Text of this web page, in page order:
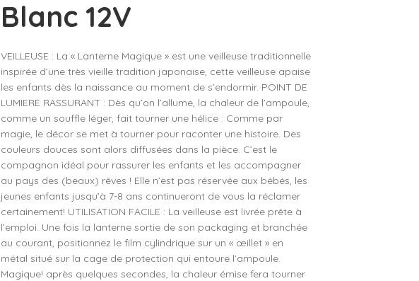
– De 4 à 5 ans
– De 6 à 7 ans
– De 7 à 8 ans
– De 8 à 10 ans
– Petit Jour
– Plan Toys
– Sentosphère
– Souza
– Trousselier
– Vilac
Blanc 12V
VEILLEUSE : La « Lanterne Magique » est une veilleuse traditionnelle
inspirée d’une très vieille tradition japonaise, cette veilleuse apaise
les enfants dès la naissance au moment de s’endormir. POINT DE
LUMIERE RASSURANT : Dès qu’on l’allume, la chaleur de l’ampoule,
comme un souffle léger, fait tourner une hélice : Comme par
magie, le décor se met à tourner pour raconter une histoire. Des
couleurs douces sont alors diffusées dans la pièce. C’est le
compagnon idéal pour rassurer les enfants et les accompagner
au pays des (beaux) rêves ! Elle n’est pas réservée aux bébés, les
jeunes enfants jusqu’à 7-8 ans continueront de vous la réclamer
certainement! UTILISATION FACILE : La veilleuse est livrée prête à
l’emploi. Une fois la lanterne sortie de son packaging et branchée
au courant, positionnez le film cylindrique sur un « œillet » en
métal situé sur la cage de protection qui entoure l’ampoule.
Magique! après quelques secondes, la chaleur émise fera tourner